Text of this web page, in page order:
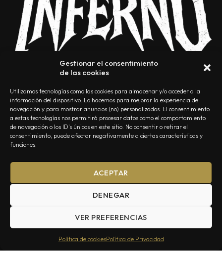
Gestionar el consentimiento
de las cookies
Utilizamos tecnologías como las cookies para almacenar y/o acceder a la
información del dispositivo. Lo hacemos para mejorar la experiencia de
navegación y para mostrar anuncios (no) personalizados. El consentimiento
a estas tecnologías nos permitirá procesar datos como el comportamiento
de navegación o los ID's únicos en este sitio. No consentir o retirar el
consentimiento, puede afectar negativamente a ciertas características y
funciones.
ACEPTAR
DENEGAR
VER PREFERENCIAS
Política de cookiesPolítica de Privacidad
NOSOTROS CONTACTO EDITORIAL POLÍTICA DE PRIVACIDAD
Summa Inferno — Todos los Derechos Reservados © 2026